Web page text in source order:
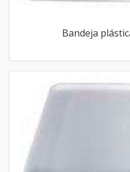
Bandeja